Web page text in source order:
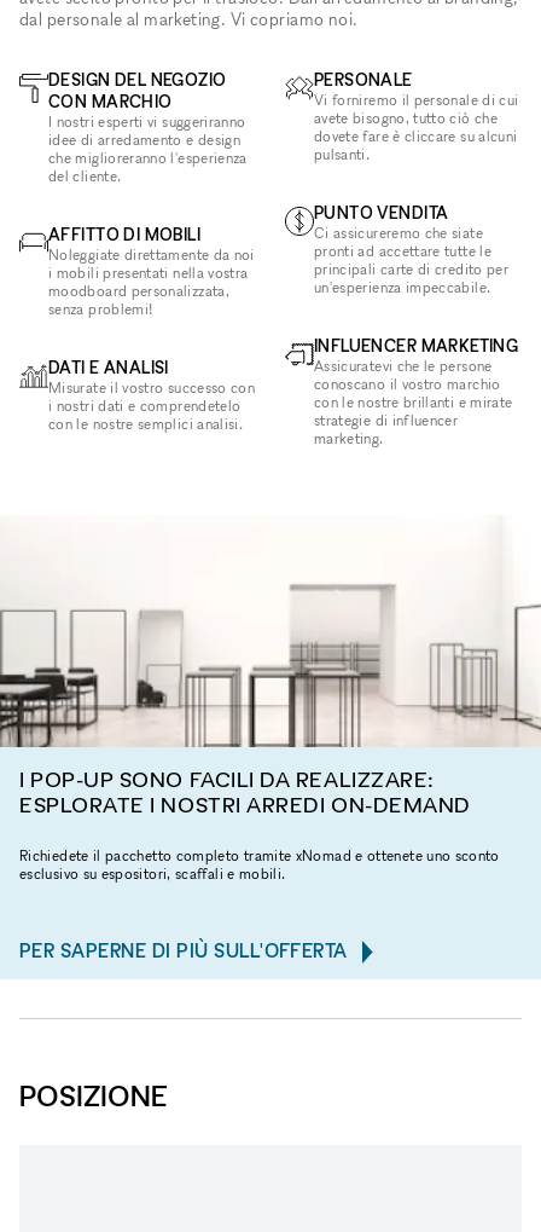
dal personale al marketing. Vi copriamo noi.
DESIGN DEL NEGOZIO
CON MARCHIO
I nostri esperti vi suggeriranno
idee di arredamento e design
che miglioreranno l'esperienza
del cliente.
AFFITTO DI MOBILI
Noleggiate direttamente da noi
i mobili presentati nella vostra
moodboard personalizzata,
senza problemi!
DATI E ANALISI
Misurate il vostro successo con
i nostri dati e comprendetelo
con le nostre semplici analisi.
PERSONALE
Vi forniremo il personale di cui
avete bisogno, tutto ciò che
dovete fare è cliccare su alcuni
pulsanti.
PUNTO VENDITA
Ci assicureremo che siate
pronti ad accettare tutte le
principali carte di credito per
un'esperienza impeccabile.
INFLUENCER MARKETING
Assicuratevi che le persone
conoscano il vostro marchio
con le nostre brillanti e mirate
strategie di influencer
marketing.
I POP-UP SONO FACILI DA REALIZZARE:
ESPLORATE I NOSTRI ARREDI ON-DEMAND
Richiedete il pacchetto completo tramite xNomad e ottenete uno sconto
esclusivo su espositori, scaffali e mobili.
PER SAPERNE DI PIÙ SULL'OFFERTA
POSIZIONE